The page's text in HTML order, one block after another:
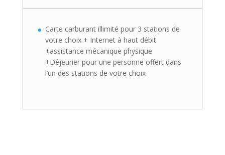
Carte carburant illimité pour 3 stations de
votre choix + Internet à haut débit
+assistance mécanique physique
+Déjeuner pour une personne offert dans
l’un des stations de votre choix